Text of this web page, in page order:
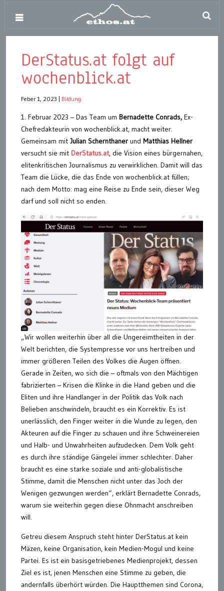
DerStatus.at folgt auf
wochenblick.at
Feber 1, 2023 Bildung
1. Februar 2023 – Das Team um Bernadette Conrads,Ex-
Chefredakteurin von wochenblick.at, macht weiter.
Gemeinsam mit Julian Schernthaner und Matthias Hellner
versucht sie mit DerStatus.at, die Vision eines bürgernahen,
elitenkritischen Journalismus zu verwirklichen. Damit will das
Team die Lücke, die das Ende von wochenblick.at füllen;
nach dem Motto: mag eine Reise zu Ende sein, dieser Weg
darf und soll nicht so enden.
„Wir wollen weiterhin über all die Ungereimtheiten in der
Welt berichten, die Systempresse vor uns hertreiben und
immer größeren Teilen des Volkes die Augen öffnen.
Gerade in Zeiten, wo sich die – oftmals von den Mächtigen
fabrizierten – Krisen die Klinke in die Hand geben und die
Eliten und ihre Handlanger in der Politik das Volk nach
Belieben anschwindeln, braucht es ein Korrektiv. Es ist
unerlässlich, den Finger weiter in die Wunde zu legen, den
Akteuren auf die Finger zu schauen und ihre Schweinereien
und Halb- und Unwahrheiten aufzudecken. Dem Volk geht
es durch ihre ständige Gängelei immer schlechter. Daher
braucht es eine starke soziale und anti-globalistische
Stimme, damit die Menschen nicht unter das Joch der
Wenigen gezwungen werden“, erklärt Bernadette Conrads,
warum sie weiterhin gegen diese Ohnmacht anschreiben
will.
Getreu diesem Anspruch steht hinter DerStatus.at kein
Mäzen, keine Organisation, kein Medien-Mogul und keine
Partei. Es ist ein basisgetriebenes Medienprojekt, dessen
Ziel es ist, jenen Menschen eine Stimme zu geben, die
andernfalls überhört würden. Die Hauptthemen sind Corona,